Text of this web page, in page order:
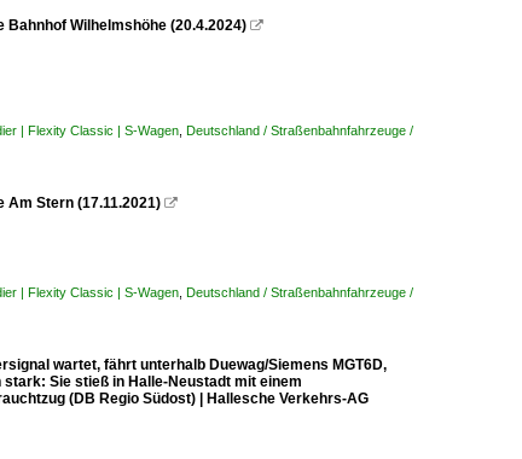
Wilhelmshöhe (20.4.2024) 
| Flexity Classic | S-Wagen Deutschland / Straßenbahnfahrzeuge /
Am Stern (17.11.2021) 
| Flexity Classic | S-Wagen Deutschland / Straßenbahnfahrzeuge /
wartet, fährt unterhalb Duewag/Siemens MGT6D,
Sie stieß in Halle-Neustadt mit einem
(DB Regio Südost) | Hallesche Verkehrs-AG